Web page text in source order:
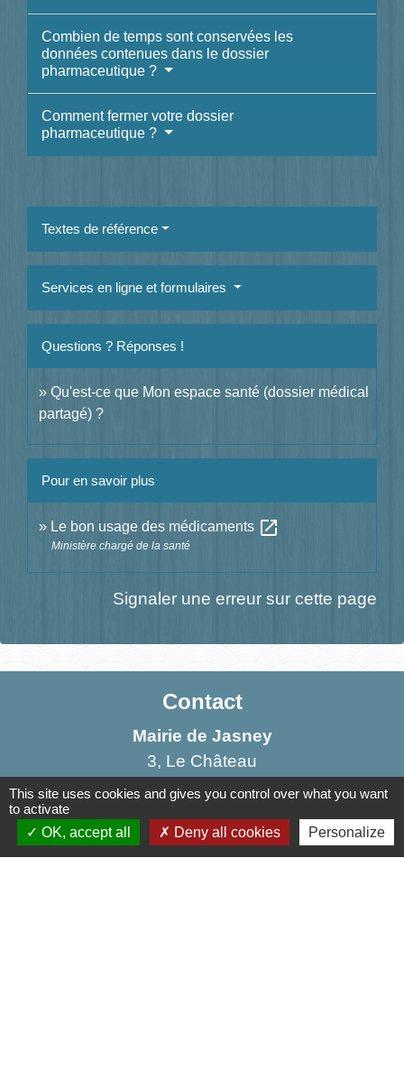
Combien de temps sont conservées les
données contenues dans le dossier
pharmaceutique ?
Comment fermer votre dossier
pharmaceutique ?
Textes de référence
Services en ligne et formulaires
Questions ? Réponses !
Qu'est-ce que Mon espace santé (dossier médical
partagé) ?
Pour en savoir plus
Le bon usage des médicaments open_in_new
Ministère chargé de la santé
Signaler une erreur sur cette page
Contact
Mairie de Jasney
3, Le Château
70800 Jasney - FRANCE
Contact par formulaire
This site uses cookies and gives you control over what you want
to activate
OK, accept all
Deny all cookies Personalize